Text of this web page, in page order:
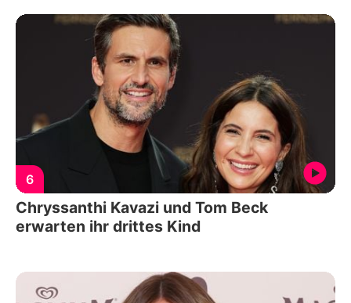
6
Chryssanthi Kavazi und Tom Beck
erwarten ihr drittes Kind